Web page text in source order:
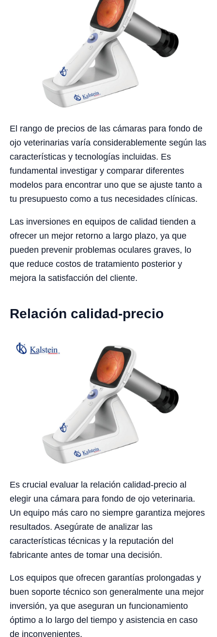
El rango de precios de las cámaras para fondo de
ojo veterinarias varía considerablemente según las
características y tecnologías incluidas. Es
fundamental investigar y comparar diferentes
modelos para encontrar uno que se ajuste tanto a
tu presupuesto como a tus necesidades clínicas.
Las inversiones en equipos de calidad tienden a
ofrecer un mejor retorno a largo plazo, ya que
pueden prevenir problemas oculares graves, lo
que reduce costos de tratamiento posterior y
mejora la satisfacción del cliente.
Relación calidad-precio
Es crucial evaluar la relación calidad-precio al
elegir una cámara para fondo de ojo veterinaria.
Un equipo más caro no siempre garantiza mejores
resultados. Asegúrate de analizar las
características técnicas y la reputación del
fabricante antes de tomar una decisión.
Los equipos que ofrecen garantías prolongadas y
buen soporte técnico son generalmente una mejor
inversión, ya que aseguran un funcionamiento
óptimo a lo largo del tiempo y asistencia en caso
de inconvenientes.